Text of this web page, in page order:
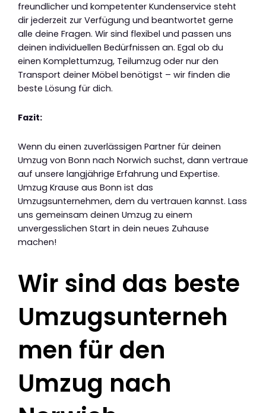
freundlicher und kompetenter Kundenservice steht
dir jederzeit zur Verfügung und beantwortet gerne
alle deine Fragen. Wir sind flexibel und passen uns
deinen individuellen Bedürfnissen an. Egal ob du
einen Komplettumzug, Teilumzug oder nur den
Transport deiner Möbel benötigst – wir finden die
beste Lösung für dich.
Fazit:
Wenn du einen zuverlässigen Partner für deinen
Umzug von Bonn nach Norwich suchst, dann vertraue
auf unsere langjährige Erfahrung und Expertise.
Umzug Krause aus Bonn ist das
Umzugsunternehmen, dem du vertrauen kannst. Lass
uns gemeinsam deinen Umzug zu einem
unvergesslichen Start in dein neues Zuhause
machen!
Wir sind das beste
Umzugsunterneh
men für den
Umzug nach